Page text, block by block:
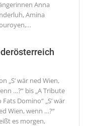
Anna
Amina
…
„S’ wär ned Wien,
…?“ bis „A Tribute
Fats Domino“ „S’ wär
Wien, wenn …?“
es morgen,